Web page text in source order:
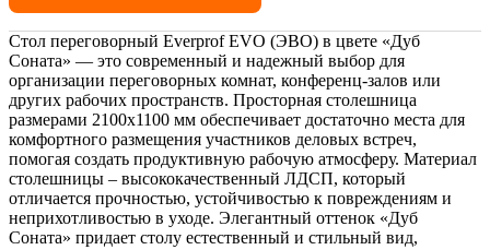
Стол переговорный Everprof EVO (ЭВО) в цвете «Дуб
Соната» — это современный и надежный выбор для
организации переговорных комнат, конференц-залов или
других рабочих пространств. Просторная столешница
размерами 2100х1100 мм обеспечивает достаточно места для
комфортного размещения участников деловых встреч,
помогая создать продуктивную рабочую атмосферу. Материал
столешницы – высококачественный ЛДСП, который
отличается прочностью, устойчивостью к повреждениям и
неприхотливостью в уходе. Элегантный оттенок «Дуб
Соната» придает столу естественный и стильный вид,